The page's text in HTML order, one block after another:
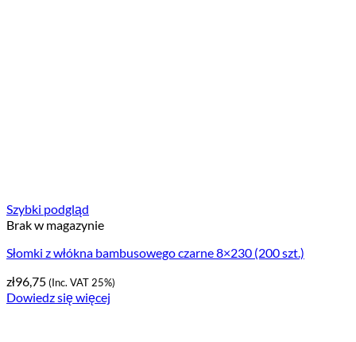
Szybki podgląd
Brak w magazynie
Słomki z włókna bambusowego czarne 8×230 (200 szt.)
zł96,75(Inc. VAT 25%)
Dowiedz się więcej